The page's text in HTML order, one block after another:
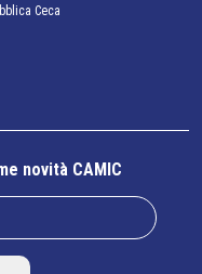
Ceca
novità CAMIC